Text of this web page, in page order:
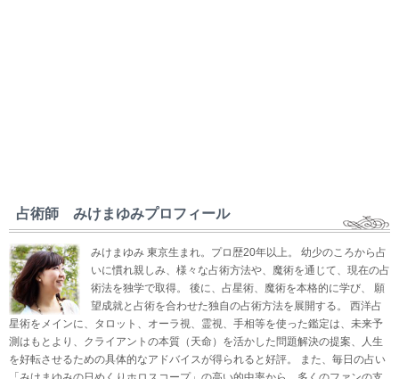
占術師 みけまゆみプロフィール
みけまゆみ 東京生まれ。プロ歴20年以上。 幼少のころから占
いに慣れ親しみ、様々な占術方法や、魔術を通じて、現在の占
術法を独学で取得。 後に、占星術、魔術を本格的に学び、 願
望成就と占術を合わせた独自の占術方法を展開する。 西洋占
星術をメインに、タロット、オーラ視、霊視、手相等を使った鑑定は、未来予
測はもとより、クライアントの本質（天命）を活かした問題解決の提案、人生
を好転させるための具体的なアドバイスが得られると好評。 また、毎日の占い